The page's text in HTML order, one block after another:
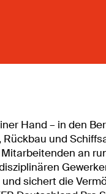
Hand – in den
und
an
sichert die